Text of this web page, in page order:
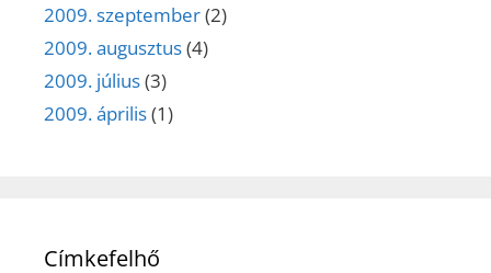
2009. szeptember(2)
2009. augusztus(4)
2009. július(3)
2009. április(1)
Címkefelhő